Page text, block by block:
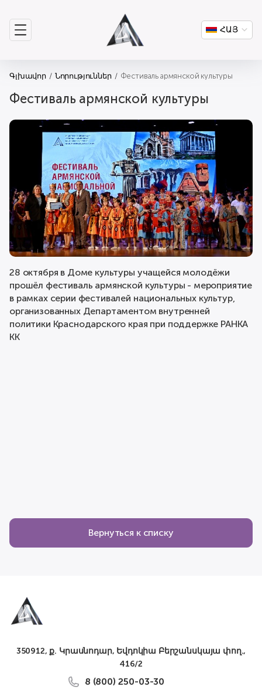
ՀԱՅ
Գլխավոր Նորություններ Фестиваль армянской культуры
Фестиваль армянской культуры
28 октября в Доме культуры учащейся молодёжи
прошёл фестиваль армянской культуры - мероприятие
в рамках серии фестивалей национальных культур,
организованных Департаментом внутренней
политики Краснодарского края при поддержке РАНКА
КК
Вернуться к списку
350912, ք. Կրասնոդար, Եվդոկիա Բերշանսկայա փող.,
416/2
8 (800) 250-03-30